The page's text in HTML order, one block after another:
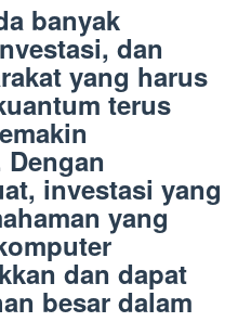
banyak
dan
yang harus
terus
investasi yang
yang
dan dapat
besar dalam